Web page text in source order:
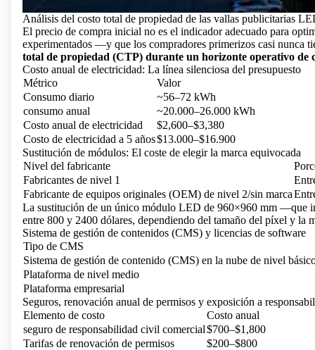
Análisis del costo total de propiedad de las vallas publicitarias
El precio de compra inicial no es el indicador adecuado para
experimentados —y que los compradores primerizos casi nunca
total de propiedad (CTP) durante un horizonte operativo de
Costo anual de electricidad: La línea silenciosa del presupuesto
Métrico
Valor
Consumo diario
~56–72 kWh
consumo anual
~20.000–26.000 kWh
Costo anual de electricidad
$2,600–$3,380
Costo de electricidad a 5 años$13.000–$16.900
Sustitución de módulos: El coste de elegir la marca equivocada
Nivel del fabricante
Fabricantes de nivel 1
Fabricante de equipos originales (OEM) de nivel 2/sin marca
La sustitución de un único módulo LED de 960×960 mm —que
entre 800 y 2400 dólares, dependiendo del tamaño del píxel y la
Sistema de gestión de contenidos (CMS) y licencias de software
Tipo de CMS
Sistema de gestión de contenido (CMS) en la nube de nivel
Plataforma de nivel medio
Plataforma empresarial
Seguros, renovación anual de permisos y exposición a
Elemento de costo
Costo anual
seguro de responsabilidad civil comercial$700–$1,800
Tarifas de renovación de permisos
$200–$800